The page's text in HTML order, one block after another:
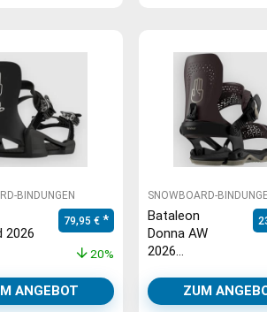
€ €.
BINDUNGEN
2026
Ursprünglicher Preis war: 99,95 €
79,95 € Aktueller Preis ist: 79,95 €.
20%
ANGEBOT
SNOWBOARD-
Bataleon
Donna AW
2026
Bindung
midnight
ZUM